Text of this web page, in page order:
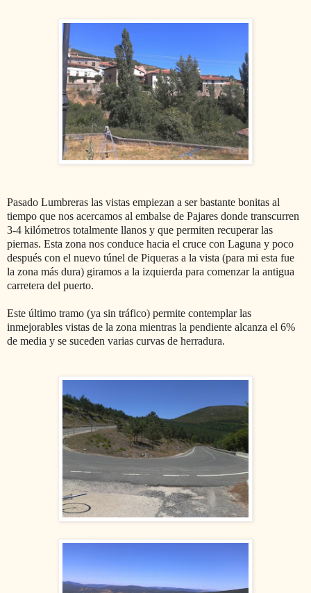
Pasado Lumbreras las vistas empiezan a ser bastante bonitas al
tiempo que nos acercamos al embalse de Pajares donde transcurren
3-4 kilómetros totalmente llanos y que permiten recuperar las
piernas. Esta zona nos conduce hacia el cruce con Laguna y poco
después con el nuevo túnel de Piqueras a la vista (para mi esta fue
la zona más dura) giramos a la izquierda para comenzar la antigua
carretera del puerto.
Este último tramo (ya sin tráfico) permite contemplar las
inmejorables vistas de la zona mientras la pendiente alcanza el 6%
de media y se suceden varias curvas de herradura.